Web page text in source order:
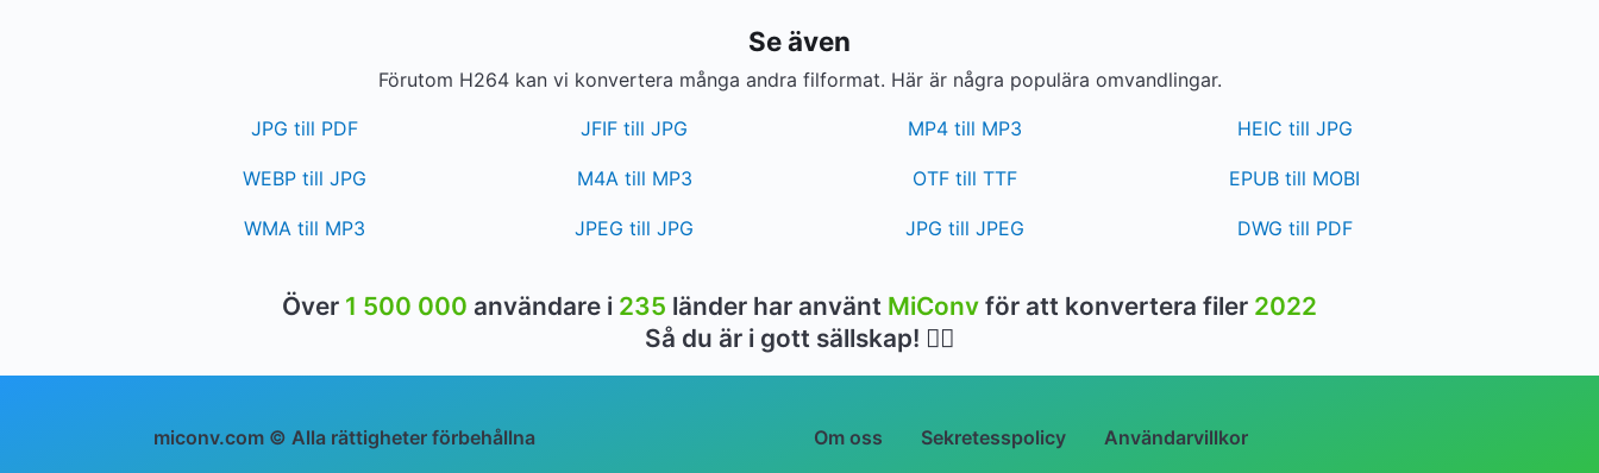
Se även
Förutom H264 kan vi konvertera många andra filformat. Här är några populära omvandlingar.
JPG till PDF JFIF till JPG MP4 till MP3 HEIC till JPG
WEBP till JPG M4A till MP3 OTF till TTF EPUB till MOBI
WMA till MP3 JPEG till JPG JPG till JPEG DWG till PDF
Över 1 500 000 användare i 235 länder har använt MiConv för att konvertera filer 2022
Så du är i gott sällskap! 👍🏻
miconv.com © Alla rättigheter förbehållna Om oss Sekretesspolicy Användarvillkor